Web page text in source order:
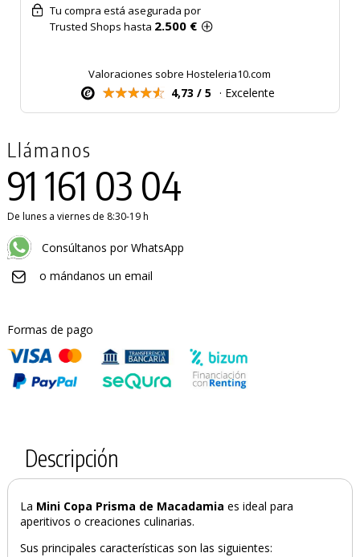
Tu compra está asegurada por
Trusted Shops hasta 2.500 €
Valoraciones sobre Hosteleria10.com
4,73 / 5 · Excelente
Llámanos
91 161 03 04
De lunes a viernes de 8:30-19 h
Consúltanos por WhatsApp
o mándanos un email
Formas de pago
Descripción
La Mini Copa Prisma de Macadamiaes ideal para
aperitivos o creaciones culinarias.
Sus principales características son las siguientes: